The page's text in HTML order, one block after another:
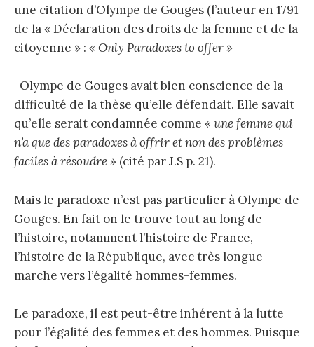
une citation d’Olympe de Gouges (l’auteur en 1791
de la « Déclaration des droits de la femme et de la
citoyenne » : « Only Paradoxes to offer »
-Olympe de Gouges avait bien conscience de la
difficulté de la thèse qu’elle défendait. Elle savait
qu’elle serait condamnée comme « une femme qui
n’a que des paradoxes à offrir et non des problèmes
faciles à résoudre » (cité par J.S p. 21).
Mais le paradoxe n’est pas particulier à Olympe de
Gouges. En fait on le trouve tout au long de
l’histoire, notamment l’histoire de France,
l’histoire de la République, avec très longue
marche vers l’égalité hommes-femmes.
Le paradoxe, il est peut-être inhérent à la lutte
pour l’égalité des femmes et des hommes. Puisque